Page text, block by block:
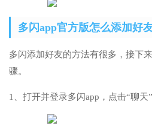
多闪app官方版怎么添加好
多闪添加好友的方法有很多，接下
骤。
1、打开并登录多闪app，点击“聊天”